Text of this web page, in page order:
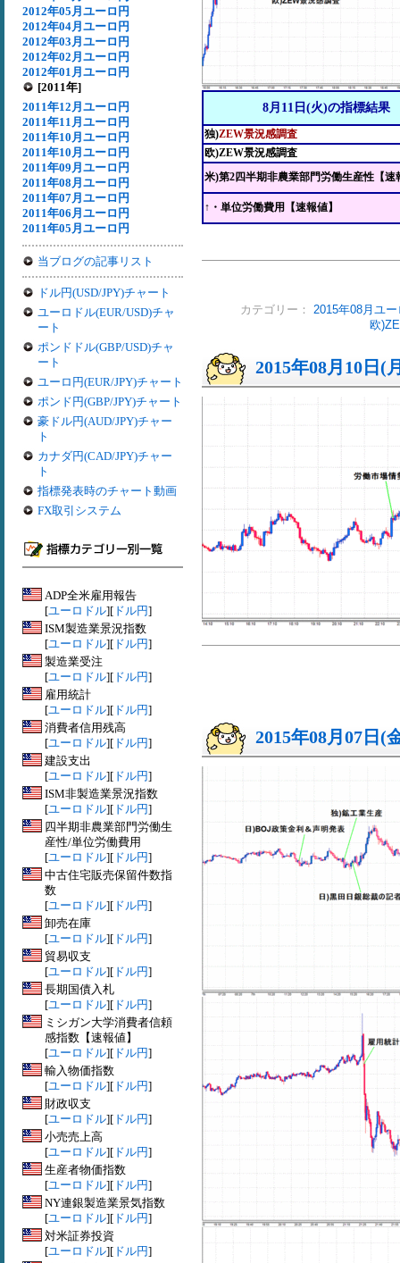
2012年05月ユーロ円
2012年04月ユーロ円
2012年03月ユーロ円
2012年02月ユーロ円
2012年01月ユーロ円
[2011年]
2011年12月ユーロ円
2011年11月ユーロ円
2011年10月ユーロ円
2011年10月ユーロ円
2011年09月ユーロ円
2011年08月ユーロ円
2011年07月ユーロ円
2011年06月ユーロ円
2011年05月ユーロ円
当ブログの記事リスト
ドル円(USD/JPY)チャート
ユーロドル(EUR/USD)チャ
ート
ポンドドル(GBP/USD)チャ
ート
ユーロ円(EUR/JPY)チャート
ポンド円(GBP/JPY)チャート
豪ドル円(AUD/JPY)チャー
ト
カナダ円(CAD/JPY)チャー
ト
指標発表時のチャート動画
FX取引システム
ADP全米雇用報告
[ユーロドル][ ドル円]
ISM製造業景況指数
[ユーロドル][ ドル円]
製造業受注
[ユーロドル][ ドル円]
雇用統計
[ユーロドル][ ドル円]
消費者信用残高
[ユーロドル][ ドル円]
建設支出
[ユーロドル][ ドル円]
ISM非製造業景況指数
[ユーロドル][ ドル円]
四半期非農業部門労働生
産性/単位労働費用
[ユーロドル][ ドル円]
中古住宅販売保留件数指
数
[ユーロドル][ ドル円]
卸売在庫
[ユーロドル][ ドル円]
貿易収支
[ユーロドル][ ドル円]
長期国債入札
[ユーロドル][ ドル円]
ミシガン大学消費者信頼
感指数【速報値】
[ユーロドル][ ドル円]
輸入物価指数
[ユーロドル][ ドル円]
財政収支
[ユーロドル][ ドル円]
小売売上高
[ユーロドル][ ドル円]
生産者物価指数
[ユーロドル][ ドル円]
NY連銀製造業景気指数
[ユーロドル][ ドル円]
対米証券投資
[ユーロドル][ ドル円]
8月11日(火)の指標結果
独)ZEW景況感調査
欧)ZEW景況感調査
米)第2四半期非農業部門労働生産性【速
↑・単位労働費用【速報値】
カテゴリー： 2015年08月ユー
欧
2015年08月10日(
2015年08月07日(